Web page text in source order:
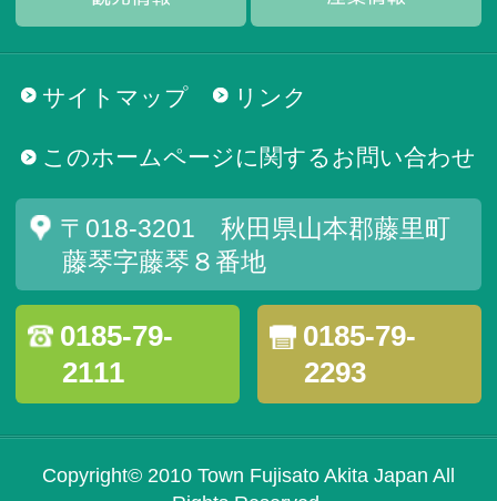
サイトマップ リンク
このホームページに関するお問い合わせ
〒018-3201 秋田県山本郡藤里町
藤琴字藤琴８番地
0185-79-
2111
0185-79-
2293
Copyright© 2010 Town Fujisato Akita Japan All